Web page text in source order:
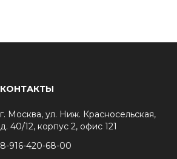
КОНТАКТЫ
г. Москва, ул. Ниж. Красносельская,
д. 40/12, корпус 2, офис 121
8-916-420-68-00